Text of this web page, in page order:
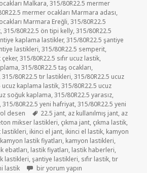
Malkara,315/80R22.5 mermer
mermer ocakları Marmara adası,
Marmara Ereğli,315/80R22.5
,315/80R22.5 ön tipi kelly,315/80R22.5
kaplama lastikler,315/80R22.5 şantiye
lastikleri,315/80R22.5 semperit,
,315/80R22.5 sıfır ucuz lastik,
,315/80R22.5 taş ocakları,
,315/80R22.5 tır lastikleri,315/80R22.5 ucuz
ucuz kaplama lastik,315/80R22.5 ucuz
soğuk kaplama,315/80R22.5 yarasız,
,315/80R22.5 yeni hafriyat,315/80R22.5 yeni
desen Etiketler
22.5 jant, az kullanılmış jant, az
mikser lastikleri, çıkma jant, çıkma lastik,
lastikleri, ikinci el jant, ikinci el lastik, kamyon
kamyon lastik fiyatları, kamyon lastikleri,
ebatları, lastik fiyatları, lastik haberleri,
lastikleri,şantiye lastikleri, sıfır lastik,tır
lastik 315/80R22.5 ŞANTİYE VE HAFRİYAT
bir yorum yapın